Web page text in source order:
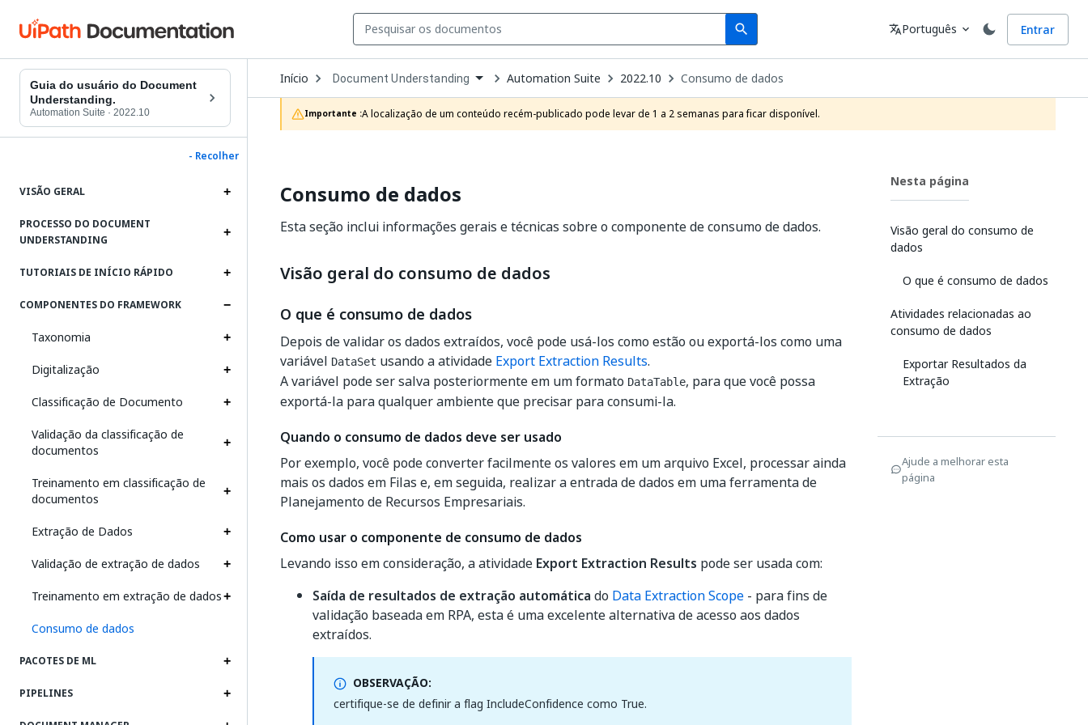
search
Search Idioma
translatePortuguês expand_more Entrar
Guia do usuário do Document
Understanding.
Automation Suite · 2022.10
- Recolher
VISÃO GERAL
PROCESSO DO DOCUMENT
UNDERSTANDING
TUTORIAIS DE INÍCIO RÁPIDO
COMPONENTES DO FRAMEWORK
Taxonomia
Digitalização
Classificação de Documento
Validação da classificação de
documentos
Treinamento em classificação de
documentos
Extração de Dados
Validação de extração de dados
Treinamento em extração de dados
Consumo de dados
PACOTES DE ML
PIPELINES
Início Open
Dropdown
to
choose
product
Document Understanding Automation Suite 2022.10 Consumo de dados
Importante :A localização de um conteúdo recém-publicado pode levar de 1 a 2 semanas para ficar disponível.
Consumo de dados
Esta seção inclui informações gerais e técnicas sobre o componente de consumo de dados.
Visão geral do consumo de dados
O que é consumo de dados
Depois de validar os dados extraídos, você pode usá-los como estão ou exportá-los como uma
variável DataSet usando a atividade Export Extraction Results.
A variável pode ser salva posteriormente em um formato DataTable, para que você possa
exportá-la para qualquer ambiente que precisar para consumi-la.
Quando o consumo de dados deve ser usado
Por exemplo, você pode converter facilmente os valores em um arquivo Excel, processar ainda
mais os dados em Filas e, em seguida, realizar a entrada de dados em uma ferramenta de
Planejamento de Recursos Empresariais.
Como usar o componente de consumo de dados
Levando isso em consideração, a atividade Export Extraction Results pode ser usada com:
Saída de resultados de extração automática do Data Extraction Scope - para fins de
validação baseada em RPA, esta é uma excelente alternativa de acesso aos dados
extraídos.
OBSERVAÇÃO:
certifique-se de definir a flag IncludeConfidence como True.
Nesta página
Visão geral do consumo de
dados
O que é consumo de dados
Atividades relacionadas ao
consumo de dados
Exportar Resultados da
Extração
Ajude a melhorar esta
página